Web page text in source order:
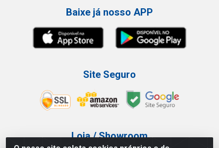
Baixe já nosso APP
Site Seguro
Loja / Showroom